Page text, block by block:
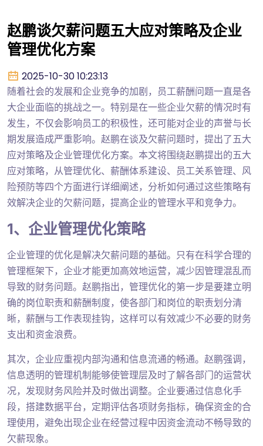
赵鹏谈欠薪问题五大应对策略及企业
管理优化方案
2025-10-30 10:23:13
随着社会的发展和企业竞争的加剧，员工薪酬问题一直是各
大企业面临的挑战之一。特别是在一些企业欠薪的情况时有
发生，不仅会影响员工的积极性，还可能对企业的声誉与长
期发展造成严重影响。赵鹏在谈及欠薪问题时，提出了五大
应对策略及企业管理优化方案。本文将围绕赵鹏提出的五大
应对策略，从管理优化、薪酬体系建设、员工关系管理、风
险预防等四个方面进行详细阐述，分析如何通过这些策略有
效解决企业的欠薪问题，提高企业的管理水平和竞争力。
1、企业管理优化策略
企业管理的优化是解决欠薪问题的基础。只有在科学合理的
管理框架下，企业才能更加高效地运营，减少因管理混乱而
导致的财务问题。赵鹏指出，管理优化的第一步是要建立明
确的岗位职责和薪酬制度，使各部门和岗位的职责划分清
晰，薪酬与工作表现挂钩，这样可以有效减少不必要的财务
支出和资金浪费。
其次，企业应重视内部沟通和信息流通的畅通。赵鹏强调，
信息透明的管理机制能够使管理层及时了解各部门的运营状
况，发现财务风险并及时做出调整。企业要通过信息化手
段，搭建数据平台，定期评估各项财务指标，确保资金的合
理使用，避免出现企业在经营过程中因资金流动不畅导致的
欠薪现象。